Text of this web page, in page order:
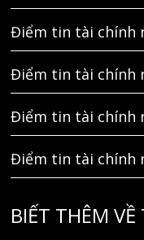
Điểm tin tài chính
Điểm tin tài chính
Điểm tin tài chính
Điểm tin tài chính
BIẾT THÊM VỀ